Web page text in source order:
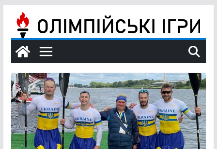
вмісту